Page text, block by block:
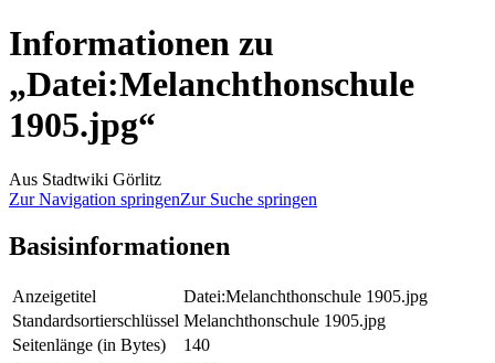
Informationen zu
„Datei:Melanchthonschule
1905.jpg“
Aus Stadtwiki Görlitz
Zur Navigation springenZur Suche springen
Basisinformationen
Anzeigetitel
Datei:Melanchthonschule 1905.jpg
Standardsortierschlüssel Melanchthonschule 1905.jpg
Seitenlänge (in Bytes)
140